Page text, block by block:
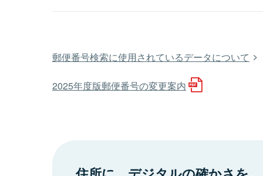
郵便番号検索に使用されているデータについて
2025年度版郵便番号の変更案内